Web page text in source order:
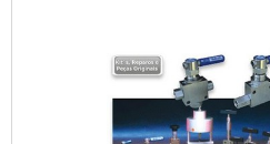
possível conferir quais as
contar com este tipo de
Melhor custo-benefício do